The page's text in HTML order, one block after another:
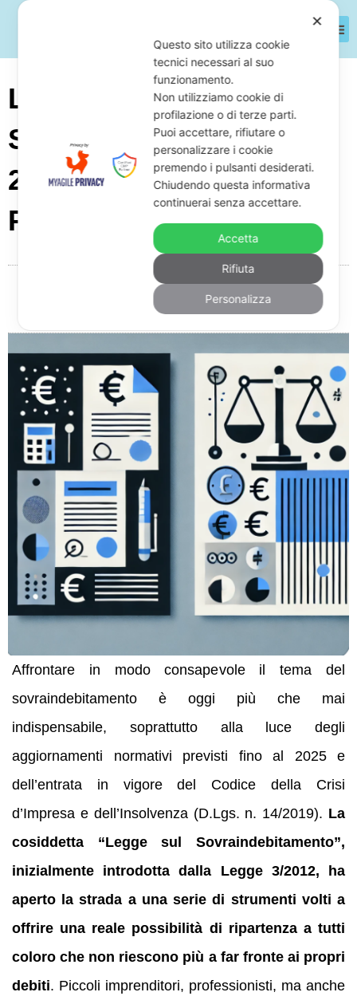
Legge
Sovraindebitamento
2025: Requisiti e
Procedura Aggiornata
Giuseppe Monardo
17:59
Nessun commento
Affrontare in modo consapevole il tema del
sovraindebitamento è oggi più che mai
indispensabile, soprattutto alla luce degli
aggiornamenti normativi previsti fino al 2025 e
dell’entrata in vigore del Codice della Crisi
d’Impresa e dell’Insolvenza (D.Lgs. n. 14/2019). La
cosiddetta “Legge sul Sovraindebitamento”,
inizialmente introdotta dalla Legge 3/2012, ha
aperto la strada a una serie di strumenti volti a
offrire una reale possibilità di ripartenza a tutti
coloro che non riescono più a far fronte ai propri
debiti. Piccoli imprenditori, professionisti, ma anche
✕
Questo sito utilizza cookie
tecnici necessari al suo
funzionamento.
Non utilizziamo cookie di
profilazione o di terze parti.
Puoi accettare, rifiutare o
personalizzare i cookie
premendo i pulsanti desiderati.
Chiudendo questa informativa
continuerai senza accettare.
Accetta
Rifiuta
Personalizza